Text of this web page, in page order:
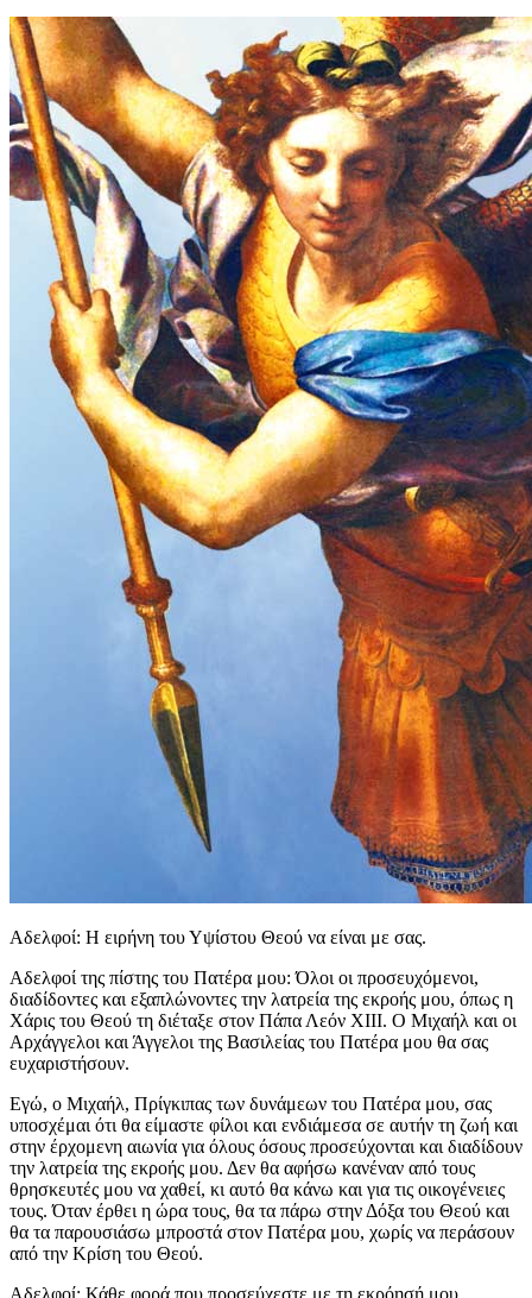
Αδελφοί: Η ειρήνη του Υψίστου Θεού να είναι με σας.
Αδελφοί της πίστης του Πατέρα μου: Όλοι οι προσευχόμενοι,
διαδίδοντες και εξαπλώνοντες την λατρεία της εκροής μου, όπως η
Χάρις του Θεού τη διέταξε στον Πάπα Λεόν XIII. Ο Μιχαήλ και οι
Αρχάγγελοι και Άγγελοι της Βασιλείας του Πατέρα μου θα σας
ευχαριστήσουν.
Εγώ, ο Μιχαήλ, Πρίγκιπας των δυνάμεων του Πατέρα μου, σας
υποσχέμαι ότι θα είμαστε φίλοι και ενδιάμεσα σε αυτήν τη ζωή και
στην έρχομενη αιωνία για όλους όσους προσεύχονται και διαδίδουν
την λατρεία της εκροής μου. Δεν θα αφήσω κανέναν από τους
θρησκευτές μου να χαθεί, κι αυτό θα κάνω και για τις οικογένειες
τους. Όταν έρθει η ώρα τους, θα τα πάρω στην Δόξα του Θεού και
θα τα παρουσιάσω μπροστά στον Πατέρα μου, χωρίς να περάσουν
από την Κρίση του Θεού.
Αδελφοί: Κάθε φορά που προσεύχεστε με τη εκρόησή μου,